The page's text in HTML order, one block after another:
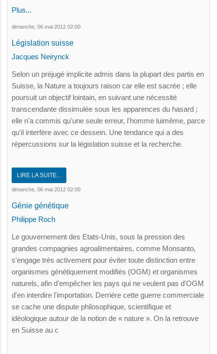
Plus...
dimanche, 06 mai 2012 02:00
Législation suisse
Jacques Neirynck
Selon un préjugé implicite admis dans la plupart des partis en
Suisse, la Nature a toujours raison car elle est sacrée ; elle
poursuit un objectif lointain, en suivant une nécessité
transcendante dissimulée sous les apparences du hasard ;
elle n'a commis qu'une seule erreur, l'homme luimême, parce
qu'il interfère avec ce dessein. Une tendance qui a des
répercussions sur la législation suisse et la recherche.
LIRE LA SUITE...
dimanche, 06 mai 2012 02:00
Génie génétique
Philippe Roch
Le gouvernement des Etats-Unis, sous la pression des
grandes compagnies agroalimentaires, comme Monsanto,
s'engage très activement pour éviter toute distinction entre
organismes génétiquement modifiés (OGM) et organismes
naturels, afin d'empêcher les pays qui ne veulent pas d'OGM
d'en interdire l'importation. Derrière cette guerre commerciale
se cache une dispute philosophique, scientifique et
idéologique autour de la notion de « nature ». On la retrouve
en Suisse au c